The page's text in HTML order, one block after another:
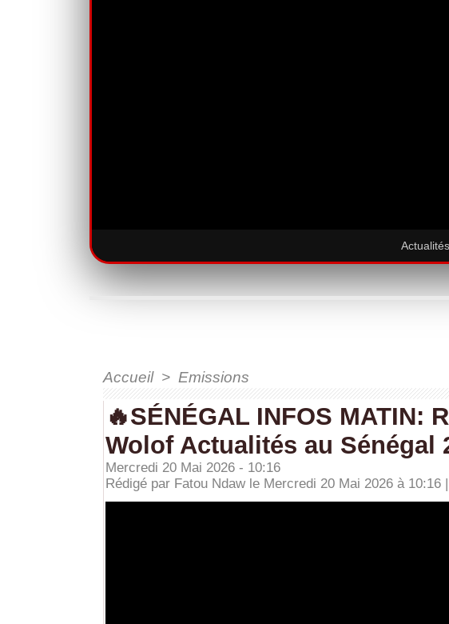
Accueil > Emissions
🔥SÉNÉGAL INFOS MATIN:
Wolof Actualités au Sénégal
Mercredi 20 Mai 2026 - 10:16
Rédigé par Fatou Ndaw le Mercredi 20 Mai 2026 à 10:16